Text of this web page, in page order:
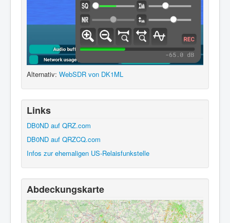
Alternativ: WebSDR von DK1ML
Links
DB0ND auf QRZ.com
DB0ND auf QRZCQ.com
Infos zur ehemaligen US-Relaisfunkstelle
Abdeckungskarte